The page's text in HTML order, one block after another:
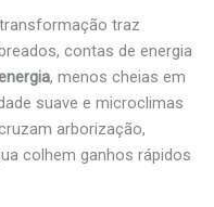
traz
contas de energia
, menos cheias em
suave e microclimas
arborização,
colhem ganhos rápidos